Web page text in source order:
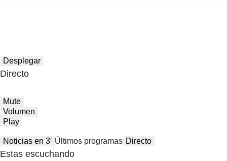
Desplegar
Directo
Mute
Volumen
Play
Noticias en 3′ Últimos programas Directo
Estas escuchando